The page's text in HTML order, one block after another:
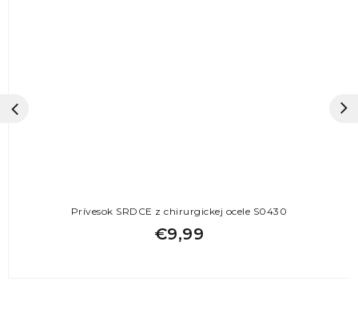
Prívesok SRDCE z chirurgickej ocele S0430
€9,99